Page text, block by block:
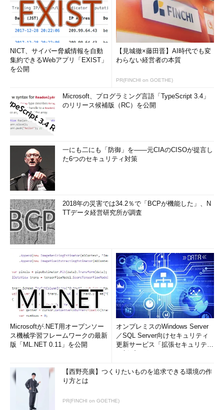
面が表示され、アップグレードが完了する
アップグレードが完了した時点では、ビルド番号（ビルド.リ
ビジョン）は「15063.0」でした。Windows Updateを実行する
と、KB4016251がインストールされ、再起動すると「15063.13」
になります（別のPCでは完了した時点で「15063.13」のものも
ありました。追記：4月12日配信の累積的な更新プログラム
「KB4015583」で「15063.138」に更新されます）。
なお、ビルド15063のリリース直後は多くのバグが存在すると
予想され、バグがあれば今後の品質更新で修正されていきます。
Windows 10の品質更新プログラムは累積的であり、今後、
れることになります。そのため、安定性を求めるなら、累積的な
更新のリリース間隔が安定するまで、しばらく様子を見ることを
お勧めします。Windows 10バージョン1703に対する累積的な更
新プログラムのリリース状況および最新のビルド番号について
が、最新版は英語サイトに素早く反映されます。
Windows 10 update history｜Updates for Windows 10
Version 1703
やや古いタブレットの場合──更新アシスタント
のディスク要件は8GBの空きに緩和
NICT、サイバー脅威情報を自動
集約できるWebアプリ「EXIST」
を公開
【見城徹×藤田晋】AI時代でも変
わらない経営者の本質
PR(FINCHI on GOETHE)
Microsoft、プログラミング言語「TypeScript 3.4」
のリリース候補版（RC）を公開
一にも二にも「防御」を――元CIAのCISOが提言し
た6つのセキュリティ対策
2018年の災害では34.2％で「BCPが機能した」、N
TTデータ経営研究所が調査
Microsoftが.NET用オープンソー
ス機械学習フレームワークの最新
版「ML.NET 0.11」を公開
オンプレミスのWindows Server
／SQL Server向けセキュリティ
更新サービス「拡張セキュリティ
【西野亮廣】つくりたいものを追求できる環境の作
り方とは
PR(FINCHI on GOETHE)